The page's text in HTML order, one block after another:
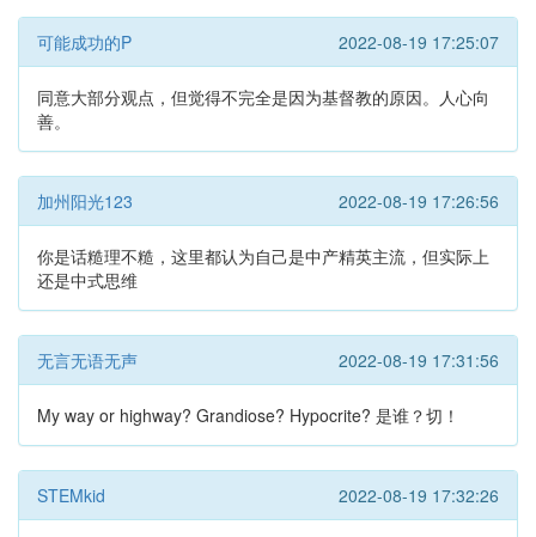
可能成功的P 2022-08-19 17:25:07
同意大部分观点，但觉得不完全是因为基督教的原因。人心向
善。
加州阳光123 2022-08-19 17:26:56
你是话糙理不糙，这里都认为自己是中产精英主流，但实际上
还是中式思维
无言无语无声 2022-08-19 17:31:56
My way or highway? Grandiose? Hypocrite? 是谁？切！
STEMkid 2022-08-19 17:32:26